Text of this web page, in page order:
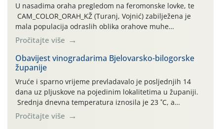
U nasadima oraha pregledom na feromonske lovke, te
CAM_COLOR_ORAH_KŽ (Turanj, Vojnić) zabilježena je
mala populacija odraslih oblika orahove muhe
(Rhagoletis completa). Niska brojnost može se objasniti
činjenicom da je riječ o mladim nasadima s vrlo malim
urodom, što je povezano i s manjim brojem prezimjelih
jedinki. U starijim nasadima, na žutim ljepljivim Rebell
pločama s […]
Pročitajte više
Obavijest vinogradarima Bjelovarsko-bilogorske
županije
Vruće i sparno vrijeme prevladavalo je posljednjih 14
dana uz pljuskove na pojedinim lokalitetima u županiji.
Srednja dnevna temperatura iznosila je 23 ˚C, a
maksimalne su posljednjih dana dosezale do 35 ˚C.
Simptome plamenjače vinove loze (Plasmoparas
Pročitajte više